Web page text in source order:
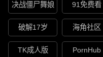
决战僵尸舞娘 91免费看
破解17岁 海角社区
TK成人版 PornHub